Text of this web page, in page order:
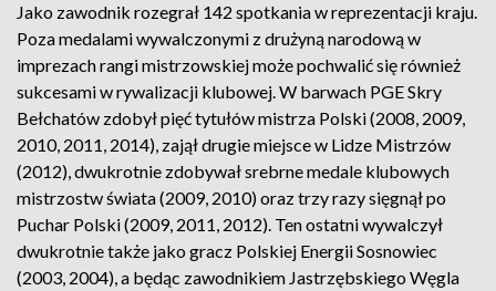
Jako zawodnik rozegrał 142 spotkania w reprezentacji kraju.
Poza medalami wywalczonymi z drużyną narodową w
imprezach rangi mistrzowskiej może pochwalić się również
sukcesami w rywalizacji klubowej. W barwach PGE Skry
Bełchatów zdobył pięć tytułów mistrza Polski (2008, 2009,
2010, 2011, 2014), zajął drugie miejsce w Lidze Mistrzów
(2012), dwukrotnie zdobywał srebrne medale klubowych
mistrzostw świata (2009, 2010) oraz trzy razy sięgnął po
Puchar Polski (2009, 2011, 2012). Ten ostatni wywalczył
dwukrotnie także jako gracz Polskiej Energii Sosnowiec
(2003, 2004), a będąc zawodnikiem Jastrzębskiego Węgla